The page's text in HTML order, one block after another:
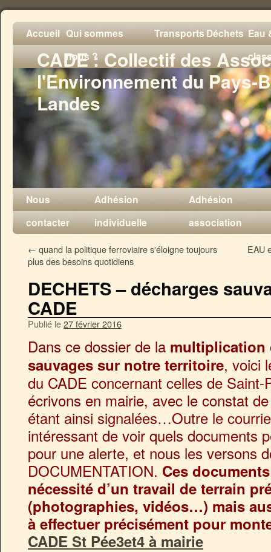
CADE : Collectif des
l'Environnement du Pays-
Landes
Accueil Qui sommes
nous ?
TransportsDéchets Eau
Nous
contacter
Adhésion
individuelle
Adhésion
association
← quand la politique ferroviaire s'éloigne toujours
plus des besoins quotidiens
EAU
DECHETS – décharges
CADE
Publié le27 février 2016
Dans ce dossier de la multiplication
sauvages sur notre territoire, voici
du CADE concernant celles de
écrivons en mairie, avec le constat
étant ainsi signalées…Outre le
intéressant de voir quels documents
pour une alerte, et nous les versons
DOCUMENTATION. Ces
nécessité d’un travail de terrain
(photographies, vidéos…) mais
à effectuer précisément pour
CADE St Pée3et4 à mairie